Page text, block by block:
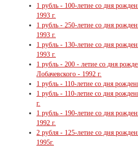
1 рубль - 100-летие со дня
1993 г.
1 рубль - 250-летие со дня
1993 г.
1 рубль - 130-летие со дня
1993 г.
1 рубль - 200 - летие со дня
Лобачевского - 1992 г.
1 рубль - 110-летие со дня
1 рубль - 110-летие со дня
г.
1 рубль - 190-летие со дня
1992 г.
2 рубля - 125-летие со дня
1995г.